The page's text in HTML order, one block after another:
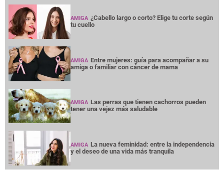
AMIGA ¿Cabello largo o corto? Elige tu corte según
tu cuello
AMIGA Entre mujeres: guía para acompañar a su
amiga o familiar con cáncer de mama
AMIGA Las perras que tienen cachorros pueden
tener una vejez más saludable
AMIGA La nueva feminidad: entre la independencia
y el deseo de una vida más tranquila